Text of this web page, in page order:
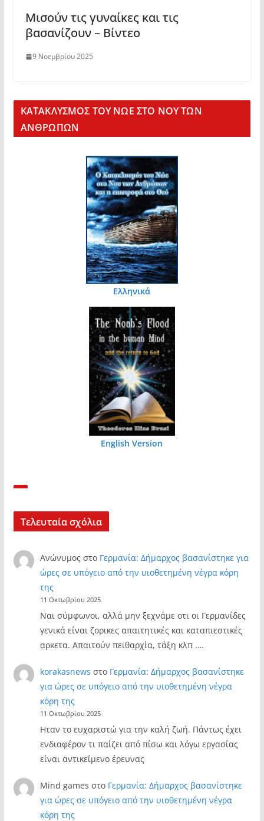
Μισούν τις γυναίκες και τις
βασανίζουν – Βίντεο
9 Νοεμβρίου 2025
KΑΤΑΚΛΥΣΜΟΣ ΤΟΥ ΝΩΕ ΣΤΟ ΝΟΥ ΤΩΝ
ΑΝΘΡΩΠΩΝ
Ελληνικά
English Version
Τελευταία σχόλια
Ανώνυμος στο Γερμανία: Δήμαρχος βασανίστηκε για
ώρες σε υπόγειο από την υιοθετημένη νέγρα κόρη
της
11 Οκτωβρίου 2025
Ναι σύμφωνοι, αλλά μην ξεχνάμε οτι οι Γερμανίδες
γενικά είναι ζορικες απαιτητικές και καταπιεστικές
αρκετα. Απαιτούν πειθαρχία, τάξη κλπ .…
korakasnews στο Γερμανία: Δήμαρχος βασανίστηκε
για ώρες σε υπόγειο από την υιοθετημένη νέγρα
κόρη της
11 Οκτωβρίου 2025
Ηταν το ευχαριστώ για την καλή ζωή. Πάντως έχει
ενδιαφέρον τι παίζει από πίσω και λόγω εργασίας
είναι αντικείμενο έρευνας
Mind games στο Γερμανία: Δήμαρχος βασανίστηκε
για ώρες σε υπόγειο από την υιοθετημένη νέγρα
κόρη της